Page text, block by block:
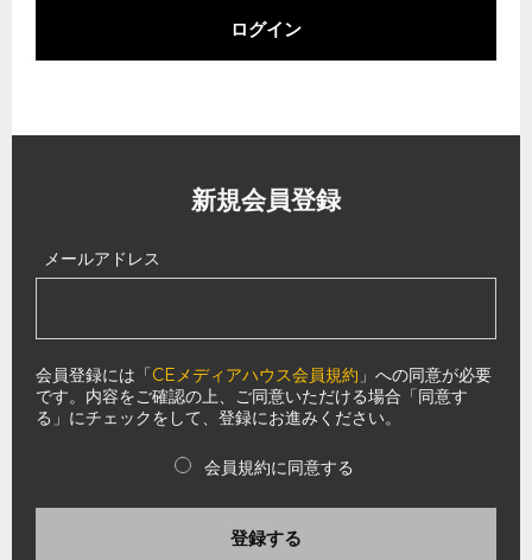
ログイン
新規会員登録
メールアドレス
会員登録には「CEメディアハウス会員規約 」への同意が必要
です。内容をご確認の上、ご同意いただける場合「同意す
る」にチェックをして、登録にお進みください。
会員規約に同意する
登録する